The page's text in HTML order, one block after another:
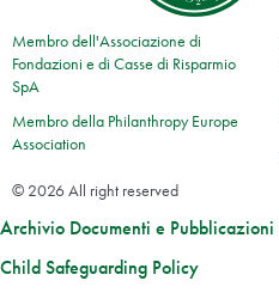
Membro dell'Associazione di
Fondazioni e di Casse di Risparmio
SpA
Membro della Philanthropy Europe
Association
© 2026 All right reserved
Archivio Documenti e Pubblicazioni
Child Safeguarding Policy